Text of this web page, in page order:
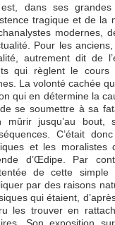
dans ses
tragique et de
modernes,
Pour les
autrement dit de
qui règlent le cours
La volonté cachée
qui en détermine la
se soumettre à sa
mûrir jusqu’au bout,
C’était
et les moralistes
d’Œdipe. Par
de cette
par des raisons
qui étaient,
les trouver en